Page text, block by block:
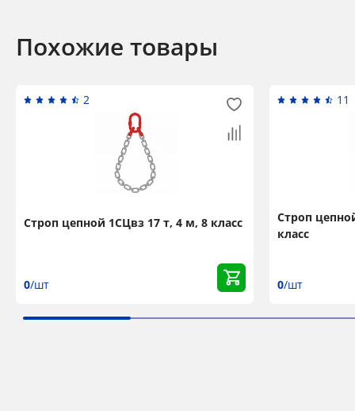
Похожие товары
2
Строп цепной 1СЦвз 17 т, 4 м, 8 класс
0/шт
11
Строп
класс
0/шт